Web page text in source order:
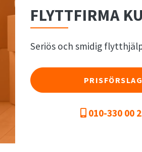
FLYTTFIRMA
Seriös och smidig
PRISFÖRSLAG
010-330 00